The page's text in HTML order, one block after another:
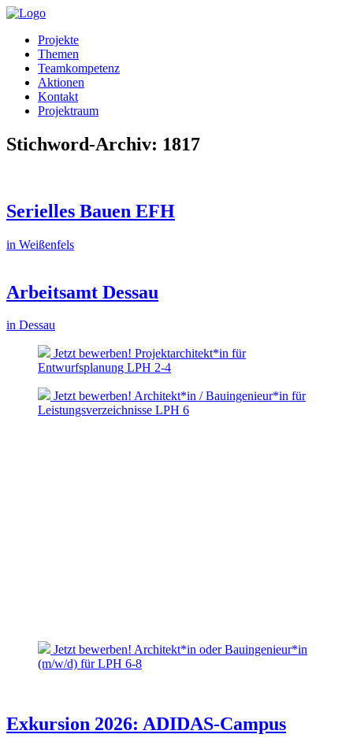
Projekte
Themen
Teamkompetenz
Aktionen
Kontakt
Projektraum
Stichword-Archiv: 1817
Serielles Bauen EFH
in Weißenfels
Arbeitsamt Dessau
in Dessau
Jetzt bewerben! Projektarchitekt*in für
Entwurfsplanung LPH 2-4
Jetzt bewerben! Architekt*in / Bauingenieur*in für
Leistungsverzeichnisse LPH 6
Jetzt bewerben! Architekt*in oder Bauingenieur*in
(m/w/d) für LPH 6-8
Exkursion 2026: ADIDAS-Campus